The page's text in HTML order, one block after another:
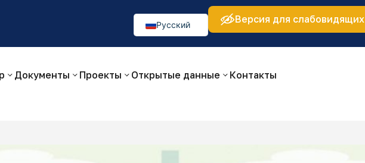
Изображения: 👁 🚫
Русский
O‘zbekcha
Версия для слабовидящих
Документы Проекты Открытые данные Контакты